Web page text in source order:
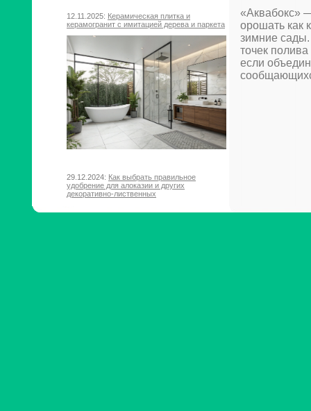
12.11.2025: Керамическая плитка и
керамогранит с имитацией дерева и паркета
29.12.2024: Как выбрать правильное
удобрение для алоказии и других
декоративно-лиственных
«Аквабокс»
орошать как
зимние
точек
если